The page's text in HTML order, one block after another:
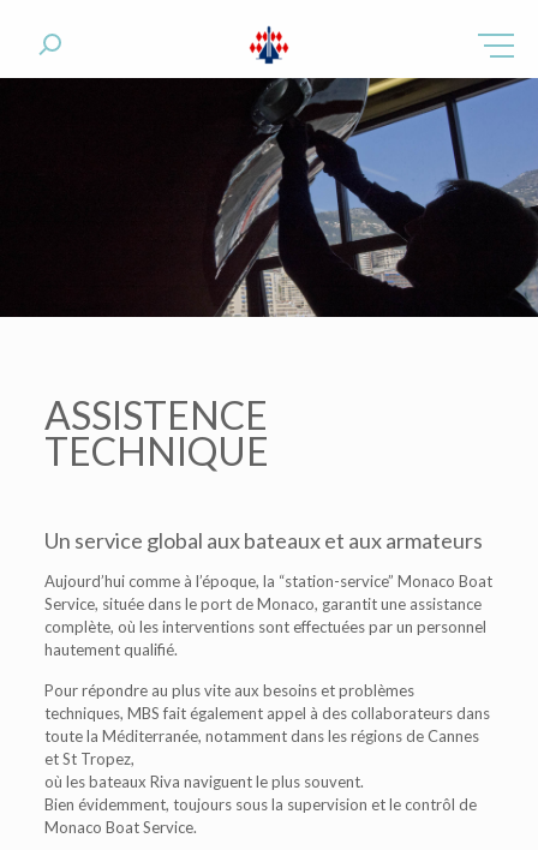
ASSISTENCE
TECHNIQUE
Un service global aux bateaux et aux armateurs
Aujourd’hui comme à l’époque, la “station-service” Monaco Boat
Service, située dans le port de Monaco, garantit une assistance
complète, où les interventions sont effectuées par un personnel
hautement qualifié.
Pour répondre au plus vite aux besoins et problèmes
techniques, MBS fait également appel à des collaborateurs dans
toute la Méditerranée, notamment dans les régions de Cannes
et St Tropez,
où les bateaux Riva naviguent le plus souvent.
Bien évidemment, toujours sous la supervision et le contrôl de
Monaco Boat Service.